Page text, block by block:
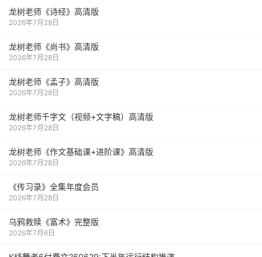
龙树老师《诗经》高清版
2026年7月28日
龙树老师《尚书》高清版
2026年7月28日
龙树老师《孟子》高清版
2026年7月28日
龙树老师千字文（视频+文字稿）高清版
2026年7月28日
龙树老师《作文基础课+进阶课》高清版
2026年7月28日
《传习录》全集年度会员
2026年7月28日
乌鸦救赎《富术》完整版
2026年7月6日